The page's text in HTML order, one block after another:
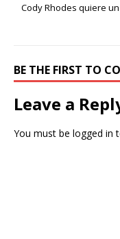
Cody Rhodes quiere
BE THE FIRST TO
Leave a
You must be logged in